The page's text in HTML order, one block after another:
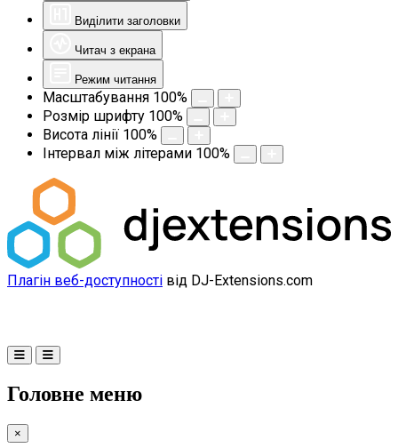
Виділити заголовки
Читач з екрана
Режим читання
Масштабування 100%
Розмір шрифту 100%
Висота лінії 100%
Інтервал між літерами 100%
Плагін веб-доступності від DJ-Extensions.com
Головне меню
×